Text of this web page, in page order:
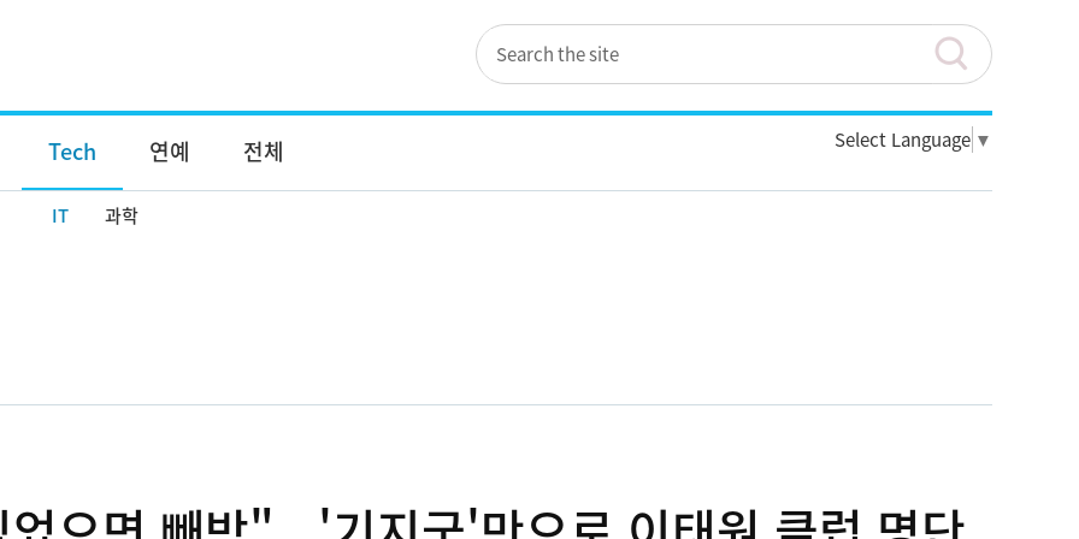
Tech
IT 과학
연예 전체 Select Language ▼